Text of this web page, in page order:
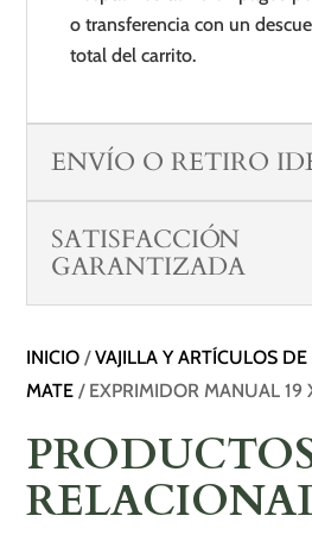
o transferencia con un
total del carrito.
ENVÍO O RETIRO
SATISFACCIÓN
GARANTIZADA
INICIO /VAJILLA Y ARTÍCULOS DE
MATE / EXPRIMIDOR MANUAL 19